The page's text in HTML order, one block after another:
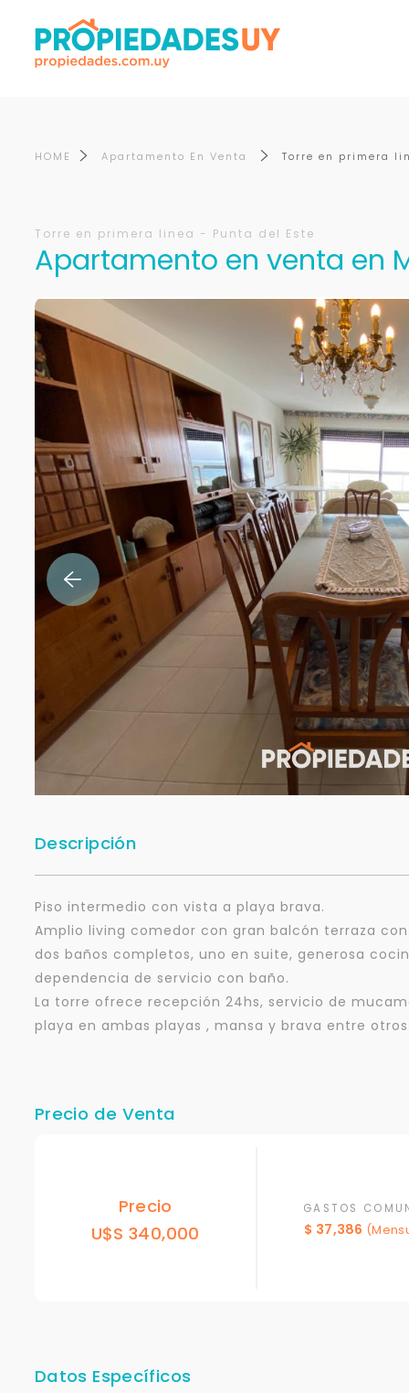
HOME Apartamento En Venta Torre en primera
Torre en primera linea - Punta del Este
Apartamento en venta en
Descripción
Piso intermedio con vista a playa brava.
Amplio living comedor con gran balcón terraza
dos baños completos, uno en suite, generosa
dependencia de servicio con baño.
La torre ofrece recepción 24hs, servicio de
playa en ambas playas , mansa y brava entre
Precio de Venta
Precio
U$S 340,000
GASTOS
$ 37,386
Datos Específicos